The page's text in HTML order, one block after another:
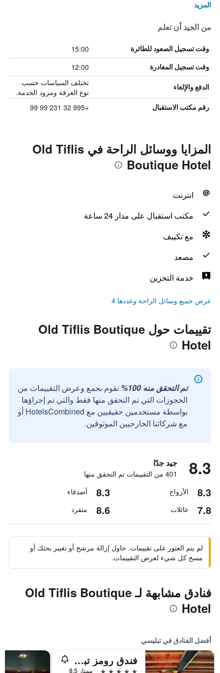
المزيد
من الجيد أن تعلم
وقت تسجيل الصعود للطائرة 15:00
وقت تسجيل المغادرة 12:00
الدفع والإلغاء
تختلف السياسات حسب
نوع الغرفة ومزود الخدمة.
رقم مكتب الاستقبال +995 32 231 99 99
المزايا ووسائل الراحة في Old Tiflis
Boutique Hotel
انترنت
مكتب استقبال على مدار 24 ساعة
مع تكييف
مصعد
خدمة التخزين
عرض جميع وسائل الراحة وعددها 4
تقييمات حول Old Tiflis Boutique
Hotel
تم التحقق منه 100%
نقوم بجمع وعرض التقييمات من
الحجوزات التي تم التحقق منها فقط والتي تم إجراؤها
بواسطة مستخدمين حقيقيين مع HotelsCombined أو
مع شركائنا الخارجيين الموثوقين.
8.3 جيد جدًا
401 من التقييمات تم التحقق منها
8.3 الأزواج 8.3 أصدقاء
7.8 عائلات 8.6 منفرد
لم يتم العثور على تقييمات. حاول إزالة مرشح أو تغيير بحثك أو
مسح كل شيء لعرض التقييمات.
فنادق مشابهة لـ Old Tiflis Boutique
Hotel
أفضل الفنادق في تبليسي
فندق رومز تبليسي
5 نجوم ممتاز 8.5